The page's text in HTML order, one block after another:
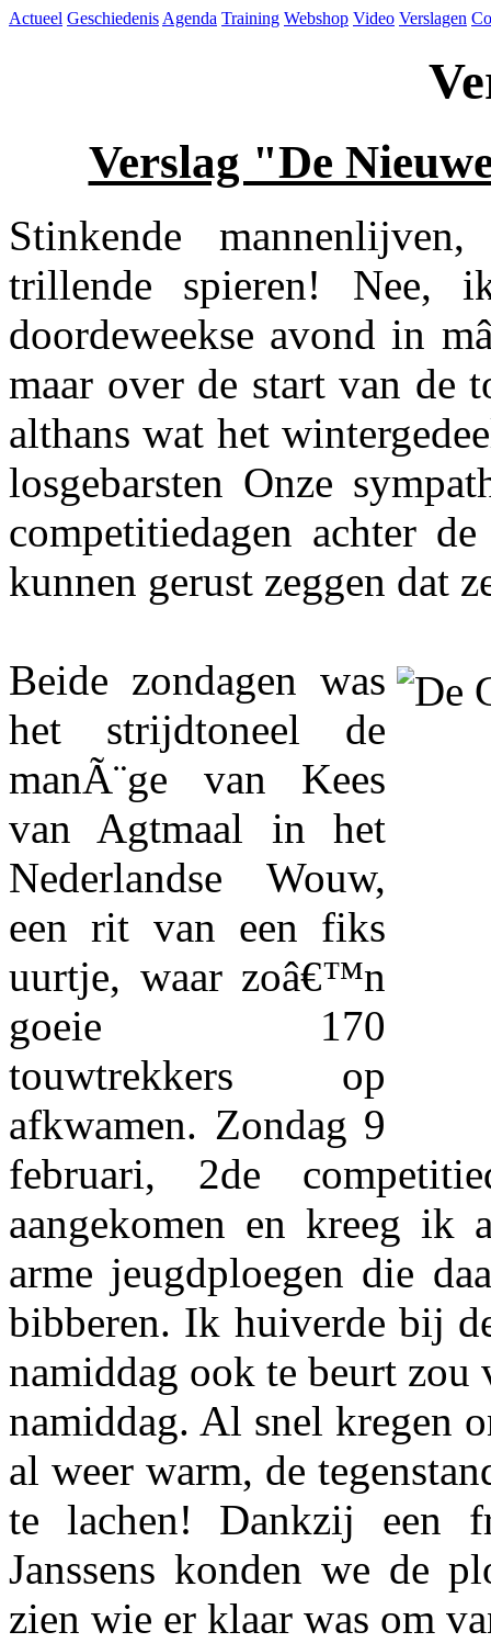
Actueel Geschiedenis Agenda Training Webshop Video Verslagen
Verslag "De
Stinkende
trillende spieren! Nee,
doordeweekse avond in
maar over de start van de
althans wat het
losgebarsten Onze
competitiedagen achter
kunnen gerust zeggen dat
Beide zondagen was
het strijdtoneel de
manÃ¨ge van Kees
van Agtmaal in het
Nederlandse Wouw,
een rit van een fiks
uurtje, waar zoâ€™n
goeie 170
touwtrekkers op
afkwamen. Zondag 9
februari, 2de
aangekomen en kreeg ik
arme jeugdploegen die
bibberen. Ik huiverde bij
namiddag ook te beurt zou
namiddag. Al snel kregen
al weer warm, de
te lachen! Dankzij een
Janssens konden we de
zien wie er klaar was om